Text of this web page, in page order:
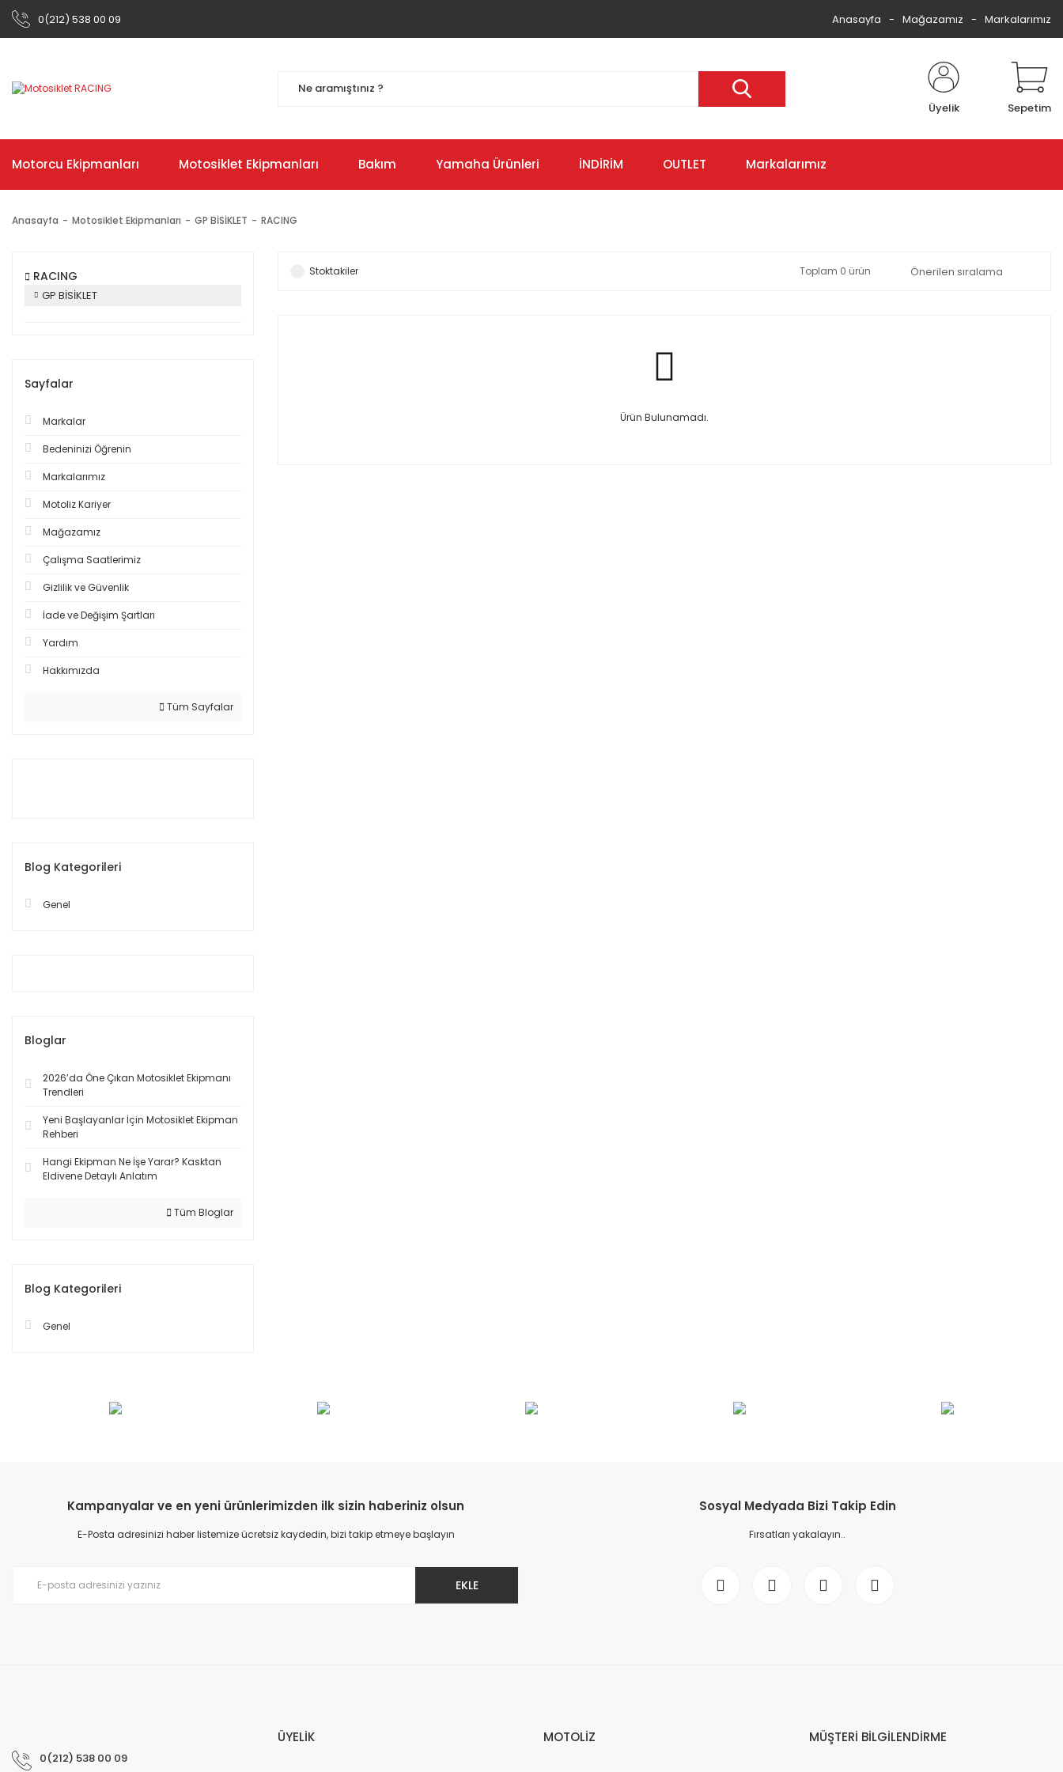
0(212) 538 00 09 Anasayfa Mağazamız Markalarımız
Üyelik Sepetim
Motorcu Ekipmanları Motosiklet Ekipmanları Bakım Yamaha Ürünleri İNDİRİM OUTLET Markalarımız
Anasayfa Motosiklet Ekipmanları GP BİSİKLET RACING
RACING
GP BİSİKLET
Sayfalar
Markalar
Bedeninizi Öğrenin
Markalarımız
Motoliz Kariyer
Mağazamız
Çalışma Saatlerimiz
Gizlilik ve Güvenlik
İade ve Değişim Şartları
Yardım
Hakkımızda
Tüm Sayfalar
Blog Kategorileri
Genel
Bloglar
2026’da Öne Çıkan Motosiklet Ekipmanı
Trendleri
Yeni Başlayanlar İçin Motosiklet Ekipman
Rehberi
Hangi Ekipman Ne İşe Yarar? Kasktan
Eldivene Detaylı Anlatım
Tüm Bloglar
Blog Kategorileri
Genel
Stoktakiler Toplam 0 ürün
Ürün Bulunamadı.
Kampanyalar ve en yeni ürünlerimizden ilk sizin haberiniz olsun
E-Posta adresinizi haber listemize ücretsiz kaydedin, bizi takip etmeye başlayın
EKLE
Sosyal Medyada Bizi Takip Edin
Fırsatları yakalayın..
0(212) 538 00 09
ÜYELİK MOTOLİZ MÜŞTERİ BİLGİLENDİRME